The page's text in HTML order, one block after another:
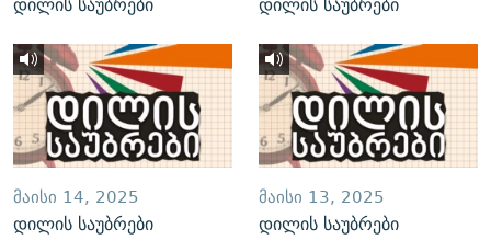
ᲛᲐᲘᲡᲘ 14, 2025
დილის საუბრები
ᲛᲐᲘᲡᲘ 13, 2025
დილის საუბრები